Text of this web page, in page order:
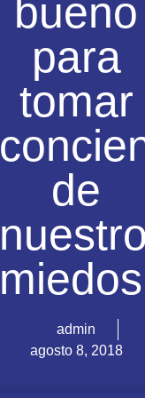
bueno
para
tomar
de
admin
agosto 8, 2018